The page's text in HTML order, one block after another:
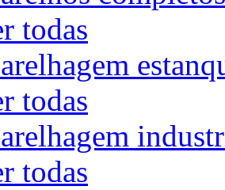
todas
todas
todas